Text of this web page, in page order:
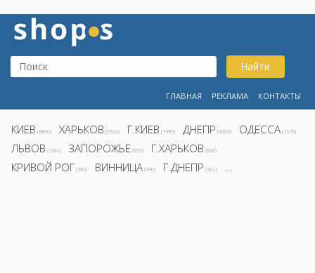
Найти
ГЛАВНАЯ РЕКЛАМА КОНТАКТЫ
КИЕВ (8800) ХАРЬКОВ (5922) Г.КИЕВ (1995) ДНЕПР (1692) ОДЕССА (1578)
ЛЬВОВ (1282) ЗАПОРОЖЬЕ (855) Г.ХАРЬКОВ (808)
КРИВОЙ РОГ (392) ВИННИЦА (390) Г.ДНЕПР (362) ...